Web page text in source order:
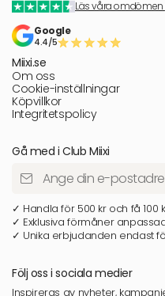
Läs våra
Google
4.4/5
Miixi.se
Om oss
Cookie-inställningar
Köpvillkor
Integritetspolicy
Gå med i Club Miixi
✓ Handla för 500 kr och få 100
✓ Exklusiva förmåner
✓ Unika erbjudanden endast
Följ oss i sociala medier
Inspireras av nyheter,